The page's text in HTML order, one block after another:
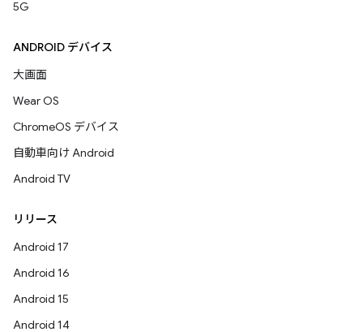
5G
ANDROID デバイス
大画面
Wear OS
ChromeOS デバイス
自動車向け Android
Android TV
リリース
Android 17
Android 16
Android 15
Android 14